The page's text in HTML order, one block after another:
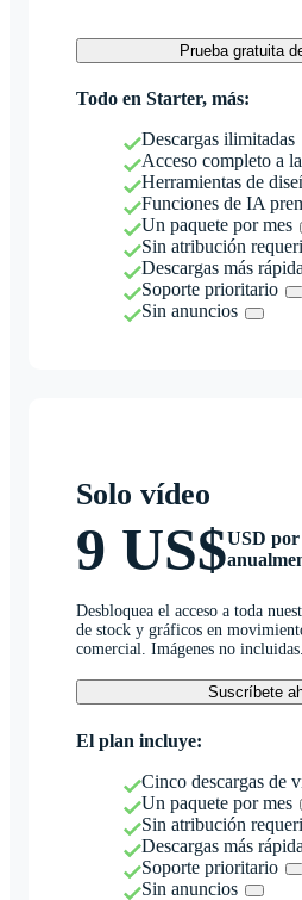
Prueba gratuita
Todo en Starter, más:
Descargas ilimitadas
Acceso completo a
Herramientas de
Funciones de IA
Un paquete por mes
Sin atribución
Descargas más
Soporte prioritario
Sin anuncios
Solo vídeo
9 US$USD por
Desbloquea el acceso a toda
de stock y gráficos en
comercial. Imágenes no incluidas.
Suscríbete
El plan incluye:
Cinco descargas de
Un paquete por mes
Sin atribución
Descargas más
Soporte prioritario
Sin anuncios